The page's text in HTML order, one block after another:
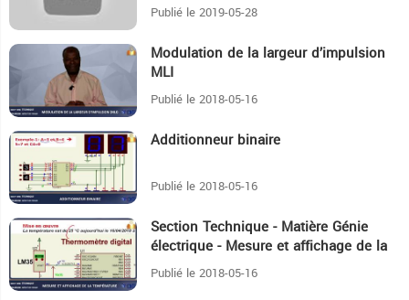
Publié le 2019-05-28
Modulation de la largeur d’impulsion
MLI
Publié le 2018-05-16
13:35 Additionneur binaire
Publié le 2018-05-16
9:13 Section Technique - Matière Génie
électrique - Mesure et affichage de la
température
Publié le 2018-05-16